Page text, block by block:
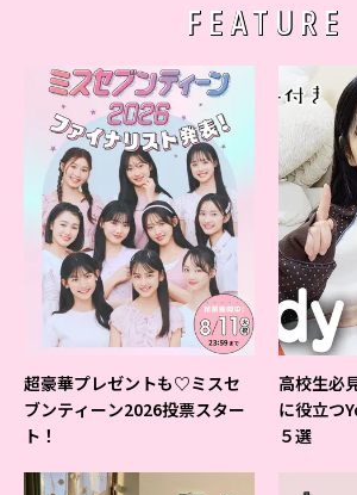
FEATURE
超豪華プレゼントも♡ミスセ
ブンティーン2026投票スター
ト！
高校生必
に役立つ
５選